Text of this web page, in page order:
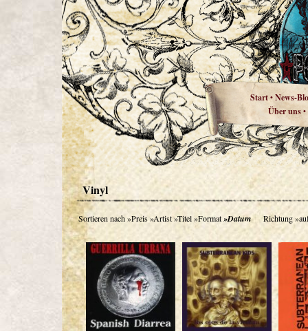
Start•News-
Über uns•
Vinyl
Sortieren nach»Preis»Artist»Titel»Format»Datum Richtung